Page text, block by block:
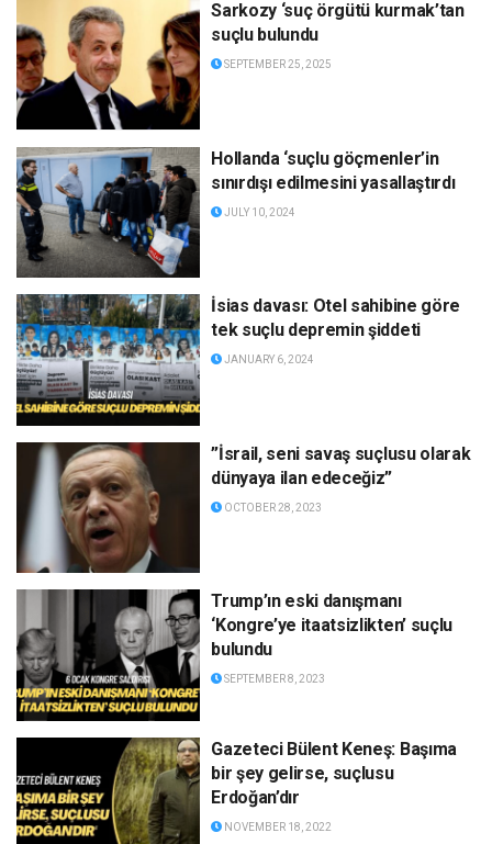
Sarkozy ‘suç örgütü kurmak’tan
suçlu bulundu
SEPTEMBER 25, 2025
Hollanda ‘suçlu göçmenler’in
sınırdışı edilmesini yasallaştırdı
JULY 10, 2024
İsias davası: Otel sahibine göre
tek suçlu depremin şiddeti
JANUARY 6, 2024
”İsrail, seni savaş suçlusu olarak
dünyaya ilan edeceğiz”
OCTOBER 28, 2023
Trump’ın eski danışmanı
‘Kongre’ye itaatsizlikten’ suçlu
bulundu
SEPTEMBER 8, 2023
Gazeteci Bülent Keneş: Başıma
bir şey gelirse, suçlusu
Erdoğan’dır
NOVEMBER 18, 2022